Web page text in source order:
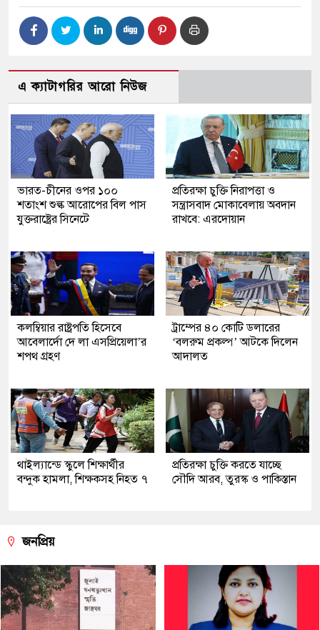
এ ক্যাটাগরির আরো নিউজ
ভারত-চীনের ওপর ১০০
শতাংশ শুল্ক আরোপের বিল পাস
যুক্তরাষ্ট্রের সিনেটে
প্রতিরক্ষা চুক্তি নিরাপত্তা ও
সন্ত্রাসবাদ মোকাবেলায় অবদান
রাখবে: এরদোয়ান
কলম্বিয়ার রাষ্ট্রপতি হিসেবে
আবেলার্দো দে লা এসপ্রিয়েলা’র
শপথ গ্রহণ
ট্রাম্পের ৪০ কোটি ডলারের
‘বলরুম প্রকল্প’ আটকে দিলেন
আদালত
থাইল্যান্ডে স্কুলে শিক্ষার্থীর
বন্দুক হামলা, শিক্ষকসহ নিহত ৭
প্রতিরক্ষা চুক্তি করতে যাচ্ছে
সৌদি আরব, তুরস্ক ও পাকিস্তান
জনপ্রিয়